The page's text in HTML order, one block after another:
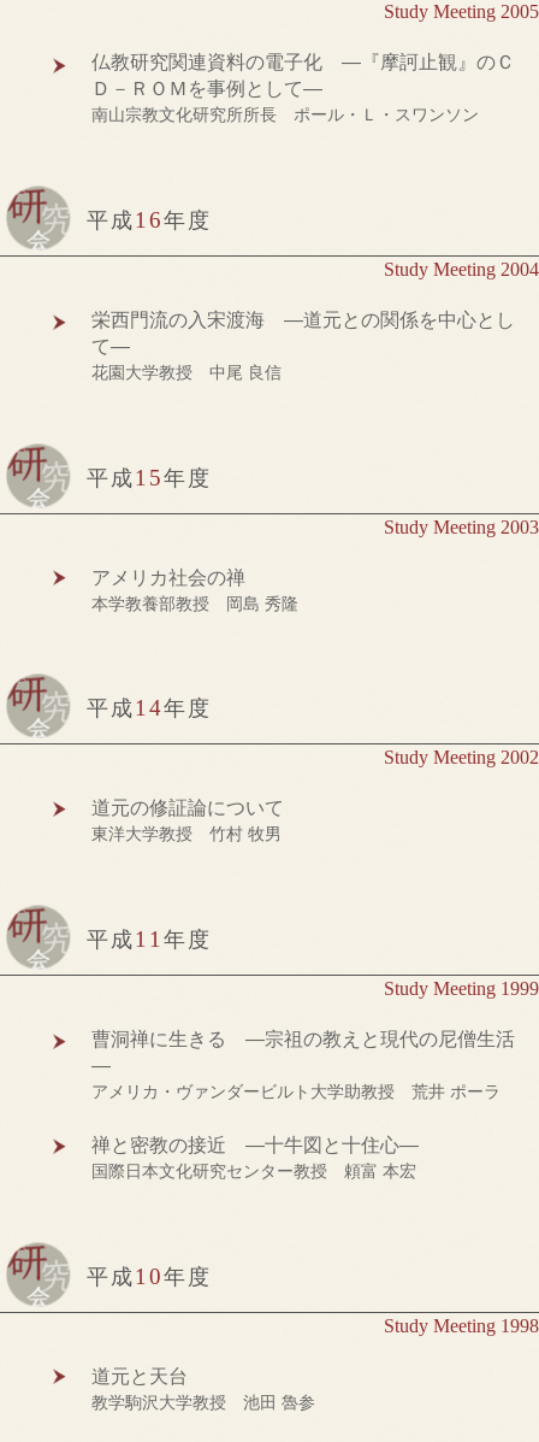
Study Meeting 2005
仏教研究関連資料の電子化 ―『摩訶止観』のＣ
Ｄ－ＲＯＭを事例として―
南山宗教文化研究所所長 ポール・Ｌ・スワンソン
平成16年度
Study Meeting 2004
栄西門流の入宋渡海 ―道元との関係を中心とし
て―
花園大学教授 中尾 良信
平成15年度
Study Meeting 2003
アメリカ社会の禅
本学教養部教授 岡島 秀隆
平成14年度
Study Meeting 2002
道元の修証論について
東洋大学教授 竹村 牧男
平成11 年度
Study Meeting 1999
曹洞禅に生きる ―宗祖の教えと現代の尼僧生活
―
アメリカ・ヴァンダービルト大学助教授 荒井 ポーラ
禅と密教の接近 ―十牛図と十住心―
国際日本文化研究センター教授 頼富 本宏
平成10年度
Study Meeting 1998
道元と天台
教学駒沢大学教授 池田 魯参